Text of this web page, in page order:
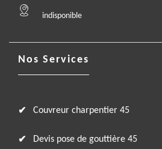
indisponible
Nos Services
Couvreur charpentier 45
Devis pose de gouttière 45